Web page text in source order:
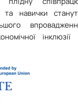
навички
інклюзії